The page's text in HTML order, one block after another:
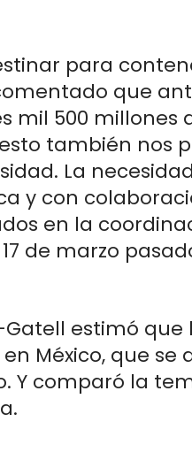
para
que
mil 500 millones
también nos
La
y con
en la
de marzo
Gatell estimó
México, que se
Y comparó la